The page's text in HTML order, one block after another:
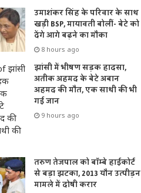
उमाशंकर सिंह के परिवार के साथ
खड़ी BSP, मायावती बोलीं- बेटे को
देंगे आगे बढ़ने का मौका
8 hours ago
झांसी में भीषण सड़क हादसा,
अतीक अहमद के बेटे अबान
अहमद की मौत, एक साथी की भी
गई जान
9 hours ago
तरुण तेजपाल को बॉम्बे हाईकोर्ट
से बड़ा झटका, 2013 यौन उत्पीड़न
मामले में दोषी करार